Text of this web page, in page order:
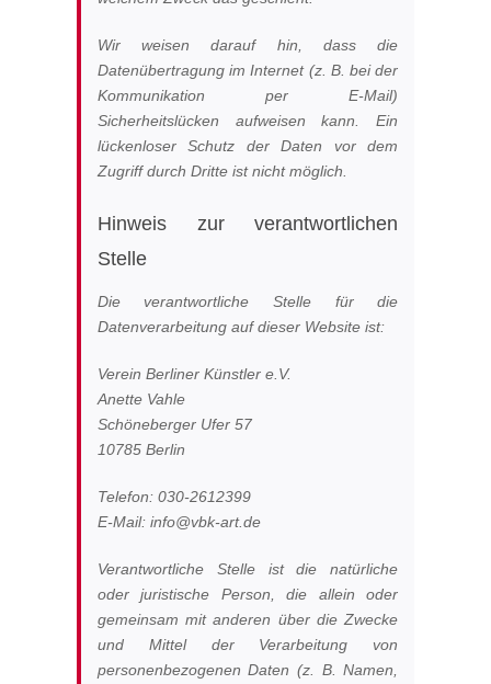
Wir weisen darauf hin, dass die
Datenübertragung im Internet (z. B. bei der
Kommunikation per E-Mail)
Sicherheitslücken aufweisen kann. Ein
lückenloser Schutz der Daten vor dem
Zugriff durch Dritte ist nicht möglich.
Hinweis zur verantwortlichen
Stelle
Die verantwortliche Stelle für die
Datenverarbeitung auf dieser Website ist:
Verein Berliner Künstler e.V.
Anette Vahle
Schöneberger Ufer 57
10785 Berlin
Telefon: 030-2612399
E-Mail: info@vbk-art.de
Verantwortliche Stelle ist die natürliche
oder juristische Person, die allein oder
gemeinsam mit anderen über die Zwecke
und Mittel der Verarbeitung von
personenbezogenen Daten (z. B. Namen,